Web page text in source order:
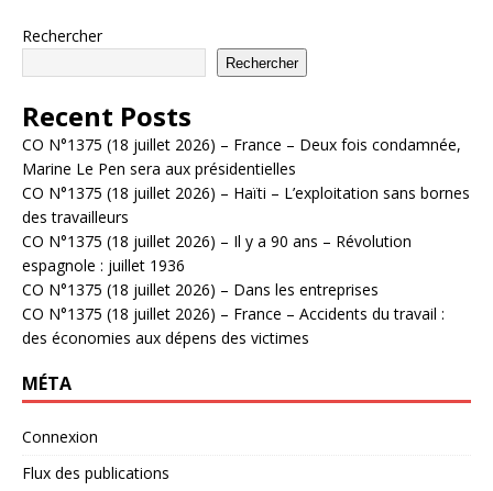
Rechercher
Rechercher
Recent Posts
CO N°1375 (18 juillet 2026) – France – Deux fois condamnée,
Marine Le Pen sera aux présidentielles
CO N°1375 (18 juillet 2026) – Haïti – L’exploitation sans bornes
des travailleurs
CO N°1375 (18 juillet 2026) – Il y a 90 ans – Révolution
espagnole : juillet 1936
CO N°1375 (18 juillet 2026) – Dans les entreprises
CO N°1375 (18 juillet 2026) – France – Accidents du travail :
des économies aux dépens des victimes
MÉTA
Connexion
Flux des publications